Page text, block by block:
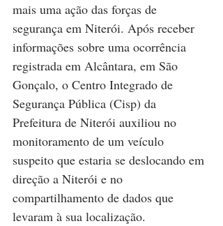
mais uma ação das forças de
segurança em Niterói. Após receber
informações sobre uma ocorrência
registrada em Alcântara, em São
Gonçalo, o Centro Integrado de
Segurança Pública (Cisp) da
Prefeitura de Niterói auxiliou no
monitoramento de um veículo
suspeito que estaria se deslocando em
direção a Niterói e no
compartilhamento de dados que
levaram à sua localização.